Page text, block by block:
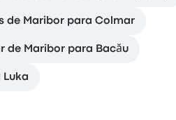
de Maribor para Colmar
de Maribor para Bacău
Luka